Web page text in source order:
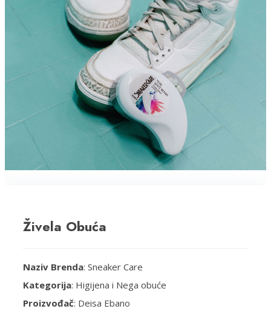
Živela Obuća
Naziv Brenda: Sneaker Care
Kategorija: Higijena i Nega obuće
Proizvođač: Deisa Ebano